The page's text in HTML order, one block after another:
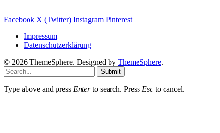
Facebook X (Twitter) Instagram Pinterest
Impressum
Datenschutzerklärung
© 2026 ThemeSphere. Designed by ThemeSphere.
Submit
Type above and press Enterto search. Press Esc to cancel.